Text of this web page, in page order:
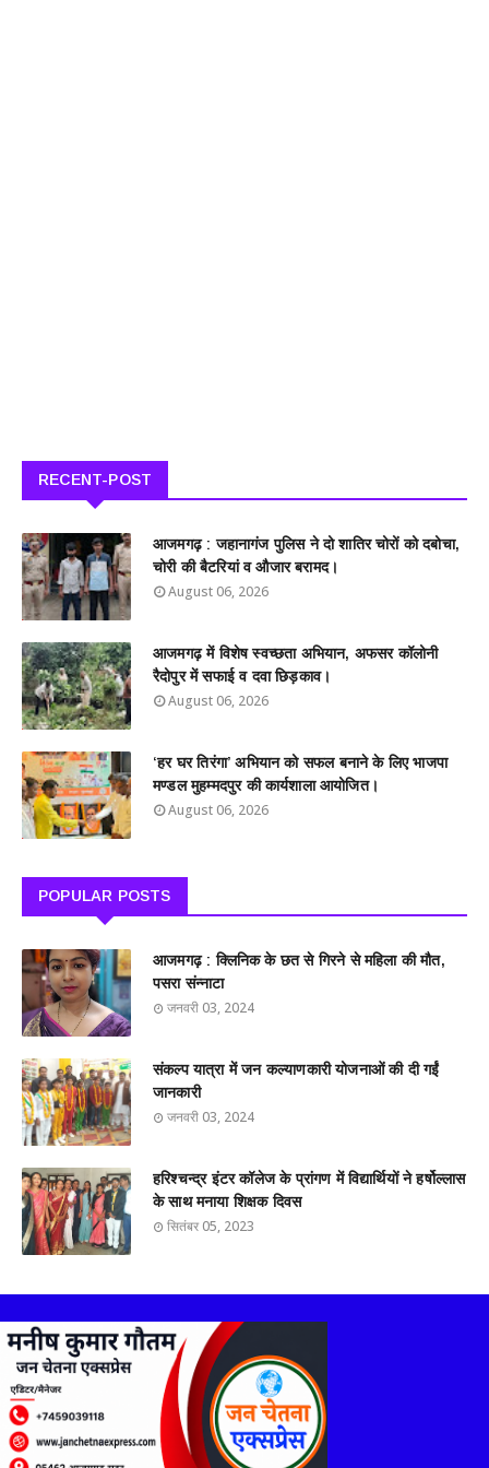
RECENT-POST
आजमगढ़ : जहानागंज पुलिस ने दो शातिर चोरों को दबोचा,
चोरी की बैटरियां व औजार बरामद।
August 06, 2026
आजमगढ़ में विशेष स्वच्छता अभियान, अफसर कॉलोनी
रैदोपुर में सफाई व दवा छिड़काव।
August 06, 2026
‘हर घर तिरंगा’ अभियान को सफल बनाने के लिए भाजपा
मण्डल मुहम्मदपुर की कार्यशाला आयोजित।
August 06, 2026
POPULAR POSTS
आजमगढ़ : क्लिनिक के छत से गिरने से महिला की मौत,
पसरा संन्नाटा
जनवरी 03, 2024
संकल्प यात्रा में जन कल्याणकारी योजनाओं की दी गईं
जानकारी
जनवरी 03, 2024
हरिश्चन्द्र इंटर कॉलेज के प्रांगण में विद्यार्थियों ने हर्षोल्लास
के साथ मनाया शिक्षक दिवस
सितंबर 05, 2023